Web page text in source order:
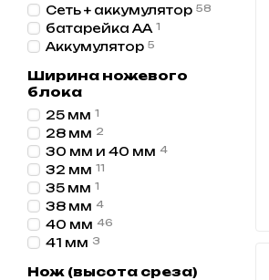
Сеть + аккумулятор 58
батарейка АА 1
Аккумулятор 5
Ширина ножевого
блока
25 мм 1
28 мм 2
30 мм и 40 мм 4
32 мм 11
35 мм 1
38 мм 4
40 мм 46
41 мм 3
Нож (высота среза)